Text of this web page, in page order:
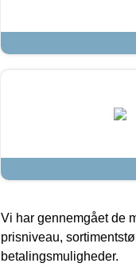
Vi har gennemgået de
prisniveau,
betalingsmuligheder.